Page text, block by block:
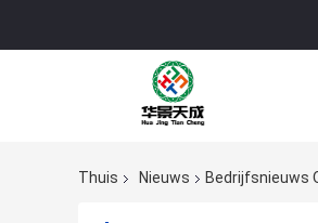
Thuis Nieuws Bedrijfsnieuws